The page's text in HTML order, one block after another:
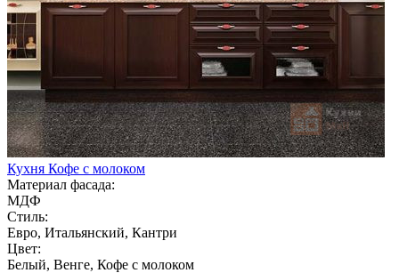
Кухня Кофе с молоком
Материал фасада:
МДФ
Стиль:
Евро, Итальянский, Кантри
Цвет:
Белый, Венге, Кофе с молоком